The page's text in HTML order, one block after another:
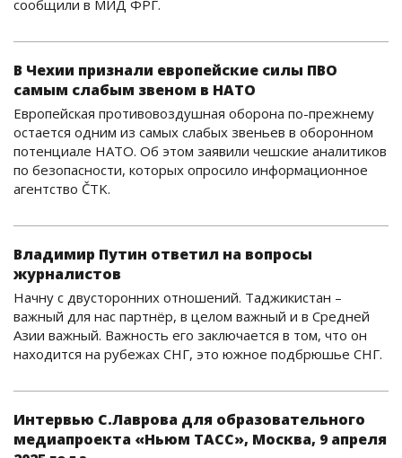
сообщили в МИД ФРГ.
В Чехии признали европейские силы ПВО
самым слабым звеном в НАТО
Европейская противовоздушная оборона по-прежнему
остается одним из самых слабых звеньев в оборонном
потенциале НАТО. Об этом заявили чешские аналитиков
по безопасности, которых опросило информационное
агентство ČTK.
Владимир Путин ответил на вопросы
журналистов
Начну с двусторонних отношений. Таджикистан –
важный для нас партнёр, в целом важный и в Средней
Азии важный. Важность его заключается в том, что он
находится на рубежах СНГ, это южное подбрюшье СНГ.
Интервью С.Лаврова для образовательного
медиапроекта «Ньюм ТАСС», Москва, 9 апреля